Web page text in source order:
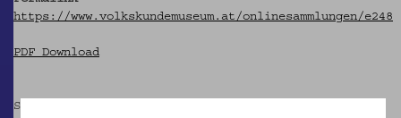
https://www.volkskundemuseum.at/onlinesammlungen/e248
PDF Download
Share